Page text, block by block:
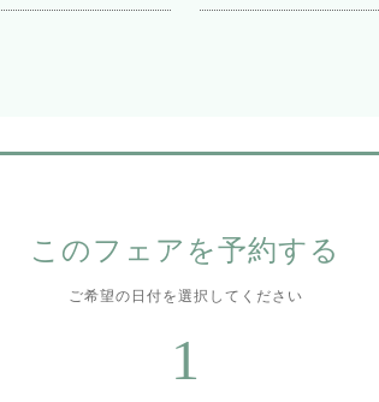
このフェアを予約する
ご希望の日付を選択してください
1